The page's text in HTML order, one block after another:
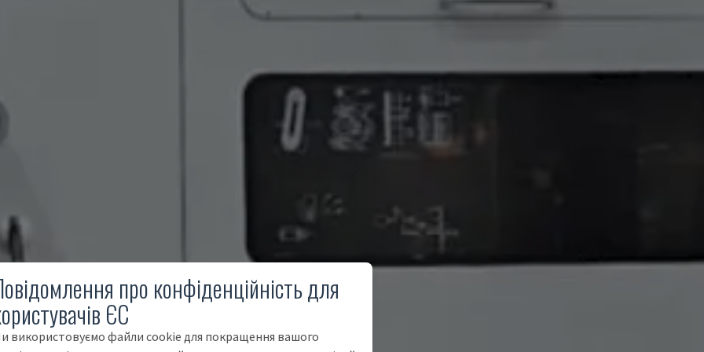
про конфіденційність для
ЄС
використовуємо файли cookie для покращення вашого